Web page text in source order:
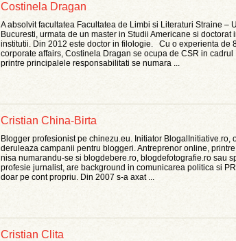
Costinela Dragan
A absolvit facultatea Facultatea de Limbi si Literaturi Straine –
Bucuresti, urmata de un master in Studii Americane si doctorat
institutii. Din 2012 este doctor in filologie. Cu o experienta de
corporate affairs, Costinela Dragan se ocupa de CSR in
printre principalele responsabilitati se numara ...
Cristian China-Birta
Blogger profesionist pe chinezu.eu. Initiator BlogalInitiative.ro,
deruleaza campanii pentru bloggeri. Antreprenor online,
nisa numarandu-se si blogdebere.ro, blogdefotografie.ro sau
profesie jurnalist, are background in comunicarea politica si
doar pe cont propriu. Din 2007 s-a axat ...
Cristian Clita